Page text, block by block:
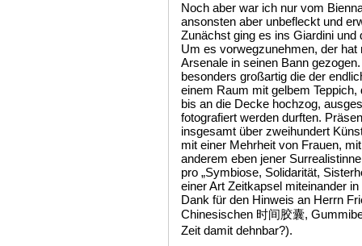
Noch aber war ich nur vom
ansonsten aber unbefleckt und
Zunächst ging es ins Giardini
Um es vorwegzunehmen, der
Arsenale in seinen Bann
besonders großartig die der
einem Raum mit gelbem
bis an die Decke hochzog,
fotografiert werden durften.
insgesamt über zweihundert
mit einer Mehrheit von Frauen,
anderem eben jener
pro „Symbiose, Solidarität,
einer Art Zeitkapsel miteinander
Dank für den Hinweis an Herrn
Chinesischen 时间胶囊,
Zeit damit dehnbar?).